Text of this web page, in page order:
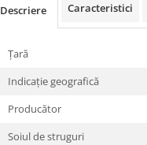
Descriere Caracteristici
Țară
Indicație geografică
Producător
Soiul de struguri